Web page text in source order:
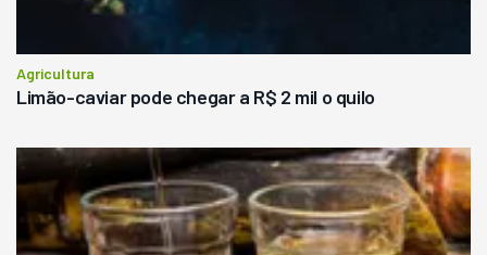
Agricultura
Limão-caviar pode chegar a R$ 2 mil o quilo